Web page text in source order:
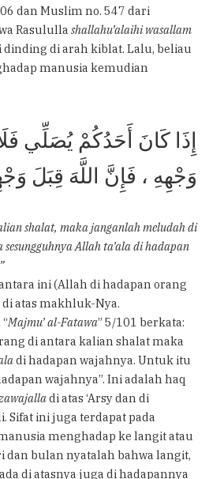
dan Muslim no. 547 dari
Rasululla shallahu’alaihi wasallam
di arah kiblat. Lalu, beliau
manusia kemudian
إِذَا كَانَ أَحَدُكُمْ يُصَلِّي
وَجْهِهِ ، فَإِنَّ اللَّهَ قِبَلَ
shalat, maka janganlah meludah di
Allah ta’ala di hadapan
ini (Allah di hadapan orang
di atas makhluk-Nya.
Majmu’ al-Fatawa” 5/101 berkata:
di antara kalian shalat maka
di hadapan wajahnya. Untuk itu
wajahnya”. Ini adalah haq
di atas ‘Arsy dan di
Sifat ini juga terdapat pada
menghadap ke langit atau
dan bulan nyatalah bahwa langit,
di atasnya juga di hadapannya